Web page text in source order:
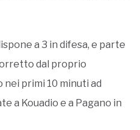
a 3 in difesa, e parte
dal proprio
primi 10 minuti ad
a Kouadio e a Pagano in